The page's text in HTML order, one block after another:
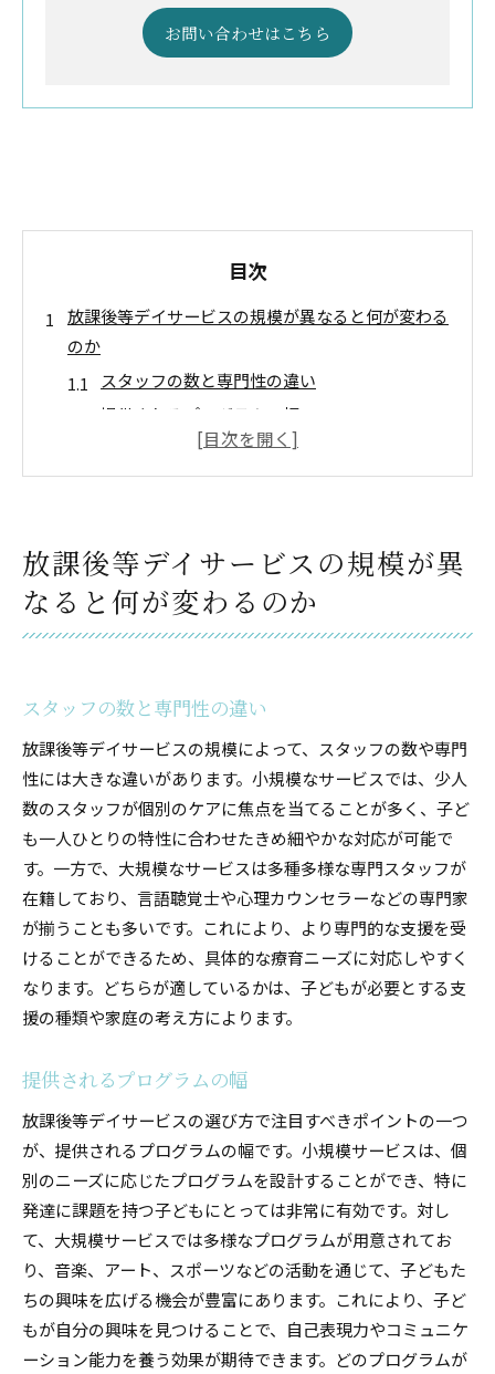
お問い合わせはこちら
目次
放課後等デイサービスの規模が異なると何が変わる
のか
スタッフの数と専門性の違い
提供されるプログラムの幅
コミュニケーションの取りやすさ
設備と環境の違い
費用と利用条件
小規模放課後等デイサービスの魅力的な個別ケア
少人数だからできる個別対応
柔軟な時間設定と対応
親子間の連携を強化する取り組み
地域密着型サービスの利点
大規模放課後等デイサービスの多様なプログラムが
生む効果
専門職集団が提供する多様な支援
集団活動から学ぶ社会性の向上
幅広いニーズに対応できるプログラム
多文化共生を促進する環境
スケールメリットを活かした設備
子どもの特性に合わせた放課後等デイサービスの選
び方
発達段階に応じた支援の選択
特性に合ったプログラムの重要性
保護者の希望を反映した選定
対応可能な専門スタッフの有無
通いやすさとアクセスの考慮
フィードバック体制の充実度
家庭のニーズに応える放課後等デイサービスの選定
放課後等デイサービスの規模が異
なると何が変わるのか
スタッフの数と専門性の違い
放課後等デイサービスの規模によって、スタッフの数や専門
性には大きな違いがあります。小規模なサービスでは、少人
数のスタッフが個別のケアに焦点を当てることが多く、子ど
も一人ひとりの特性に合わせたきめ細やかな対応が可能で
す。一方で、大規模なサービスは多種多様な専門スタッフが
在籍しており、言語聴覚士や心理カウンセラーなどの専門家
が揃うことも多いです。これにより、より専門的な支援を受
けることができるため、具体的な療育ニーズに対応しやすく
なります。どちらが適しているかは、子どもが必要とする支
援の種類や家庭の考え方によります。
提供されるプログラムの幅
放課後等デイサービスの選び方で注目すべきポイントの一つ
が、提供されるプログラムの幅です。小規模サービスは、個
別のニーズに応じたプログラムを設計することができ、特に
発達に課題を持つ子どもにとっては非常に有効です。対し
て、大規模サービスでは多様なプログラムが用意されてお
り、音楽、アート、スポーツなどの活動を通じて、子どもた
ちの興味を広げる機会が豊富にあります。これにより、子ど
もが自分の興味を見つけることで、自己表現力やコミュニケ
ーション能力を養う効果が期待できます。どのプログラムが